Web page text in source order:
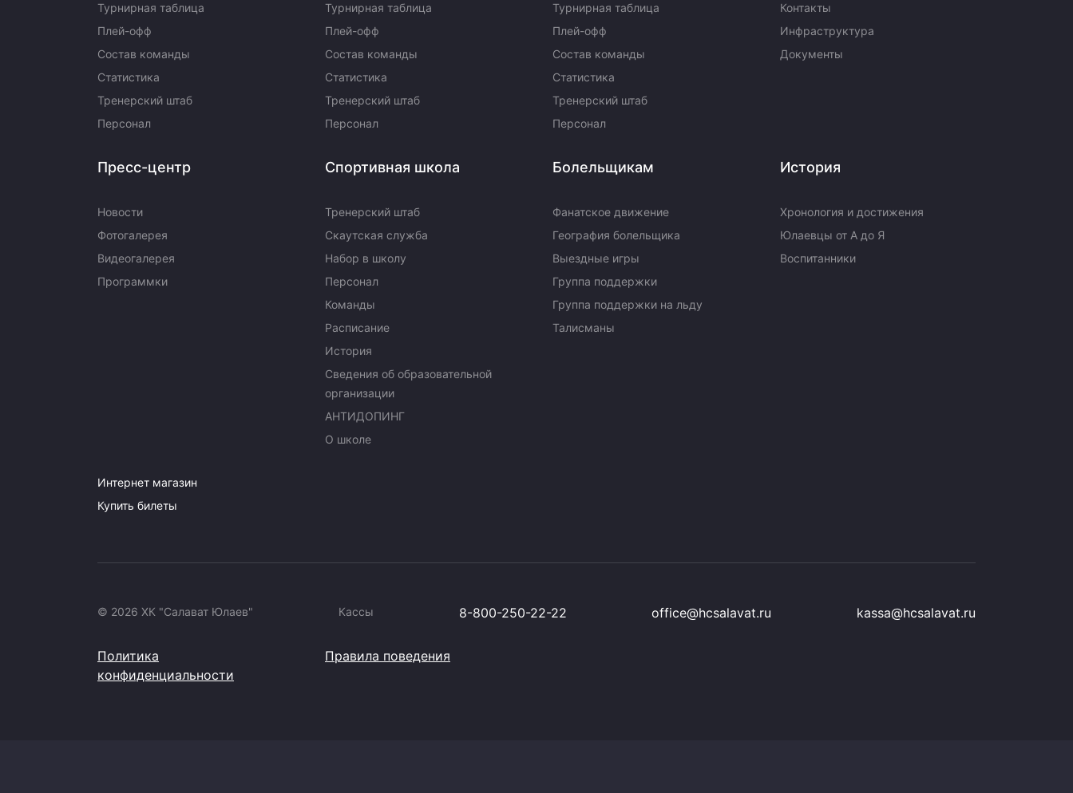
Турнирная таблица
Плей-офф
Состав команды
Статистика
Тренерский штаб
Персонал
Турнирная таблица
Плей-офф
Состав команды
Статистика
Тренерский штаб
Персонал
Турнирная таблица
Плей-офф
Состав команды
Статистика
Тренерский штаб
Персонал
Контакты
Инфраструктура
Документы
Пресс-центр
Новости
Фотогалерея
Видеогалерея
Программки
Спортивная школа
Тренерский штаб
Скаутская служба
Набор в школу
Персонал
Команды
Расписание
История
Сведения об образовательной
организации
АНТИДОПИНГ
О школе
Болельщикам
Фанатское движение
География болельщика
Выездные игры
Группа поддержки
Группа поддержки на льду
Талисманы
История
Хронология и достижения
Юлаевцы от А до Я
Воспитанники
Интернет магазин
Купить билеты
© 2026 ХК "Салават Юлаев" Кассы 8-800-250-22-22 office@hcsalavat.ru kassa@hcsalavat.ru
Политика
конфиденциальности
Правила поведения